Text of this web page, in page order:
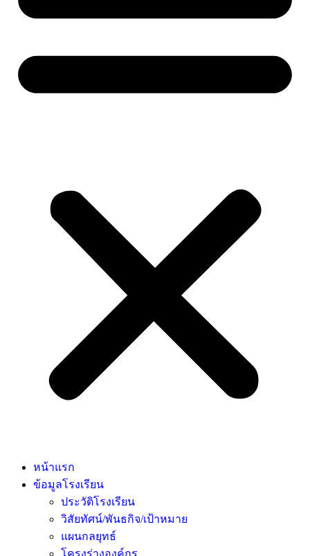
หน้าแรก
ข้อมูลโรงเรียน
ประวัติโรงเรียน
วิสัยทัศน์/พันธกิจ/เป้าหมาย
แผนกลยุทธ์
โครงร่างองค์กร